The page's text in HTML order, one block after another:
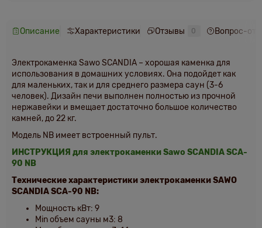
Описание Характеристики Отзывы 0 Вопрос-
Электрокаменка Sawo SCANDIA – хорошая каменка для
использования в домашних условиях. Она подойдет как
для маленьких, так и для среднего размера саун (3-6
человек). Дизайн печи выполнен полностью из прочной
нержавейки и вмещает достаточно большое количество
камней, до 22 кг.
Модель NB имеет встроенный пульт.
ИНСТРУКЦИЯ для электрокаменки Sawo SCANDIA SCA-
90 NB
Технические характеристики электрокаменки SAWO
SCANDIA SCA-90 NB:
Мощность кВт: 9
Мin объем сауны м3: 8